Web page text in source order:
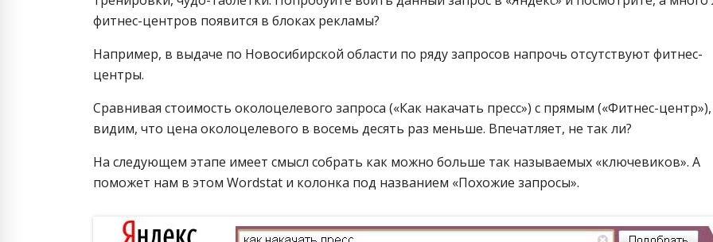
фитнес-центров появится в блоках рекламы?
Например, в выдаче по Новосибирской области по ряду запросов напрочь отсутствуют фитнес-
центры.
Сравнивая стоимость околоцелевого запроса («Как накачать пресс») с прямым («Фитнес-
видим, что цена околоцелевого в восемь десять раз меньше. Впечатляет, не так ли?
На следующем этапе имеет смысл собрать как можно больше так называемых «ключевиков». А
поможет нам в этом Wordstat и колонка под названием «Похожие запросы».